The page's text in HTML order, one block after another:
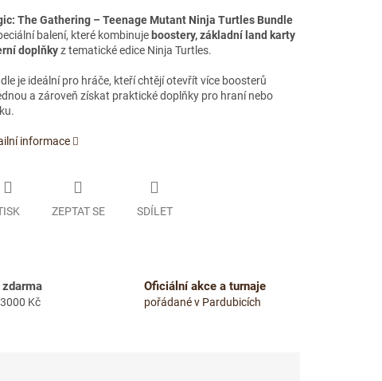
The Gathering – Teenage Mutant Ninja Turtles Bundle
balení, které kombinuje boostery, základní land karty
doplňkyz tematické edice Ninja Turtles.
je ideální pro hráče, kteří chtějí otevřít více boosterů
a zároveň získat praktické doplňky pro hraní nebo
informace
ZEPTAT SE SDÍLET
zdarma
Kč
Oficiální akce a turnaje
pořádané v Pardubicích